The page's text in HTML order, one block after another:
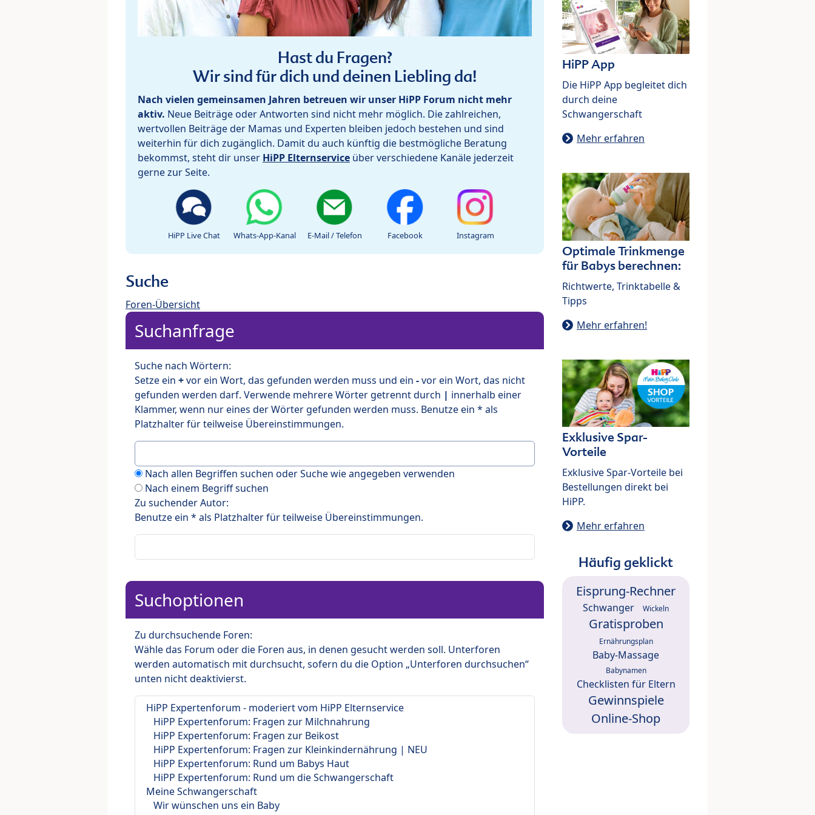
Hast du Fragen?
Wir sind für dich und deinen Liebling da!
Nach vielen gemeinsamen Jahren betreuen wir unser HiPP Forum nicht mehr
aktiv. Neue Beiträge oder Antworten sind nicht mehr möglich. Die zahlreichen,
wertvollen Beiträge der Mamas und Experten bleiben jedoch bestehen und sind
weiterhin für dich zugänglich. Damit du auch künftig die bestmögliche Beratung
bekommst, steht dir unser HiPP Elternservice über verschiedene Kanäle jederzeit
gerne zur Seite.
HiPP Live Chat Whats-App-Kanal E-Mail / Telefon Facebook Instagram
Suche
Foren-Übersicht
Suchanfrage
Suche nach Wörtern:
Setze ein +vor ein Wort, das gefunden werden muss und ein -vor ein Wort, das nicht
gefunden werden darf. Verwende mehrere Wörter getrennt durch | innerhalb einer
Klammer, wenn nur eines der Wörter gefunden werden muss. Benutze ein * als
Platzhalter für teilweise Übereinstimmungen.
Nach allen Begriffen suchen oder Suche wie angegeben verwenden
Nach einem Begriff suchen
Zu suchender Autor:
Benutze ein * als Platzhalter für teilweise Übereinstimmungen.
Suchoptionen
Zu durchsuchende Foren:
Wähle das Forum oder die Foren aus, in denen gesucht werden soll. Unterforen
werden automatisch mit durchsucht, sofern du die Option „Unterforen durchsuchen“
unten nicht deaktivierst.
HiPP App
Die HiPP App begleitet dich
durch deine
Schwangerschaft
Mehr erfahren
Optimale Trinkmenge
für Babys berechnen:
Richtwerte, Trinktabelle &
Tipps
Mehr erfahren!
Exklusive Spar-
Vorteile
Exklusive Spar-Vorteile bei
Bestellungen direkt bei
HiPP.
Mehr erfahren
Häufig geklickt
Eisprung-Rechner
Schwanger Wickeln
Gratisproben
Ernährungsplan
Baby-Massage
Babynamen
Checklisten für Eltern
Gewinnspiele
Online-Shop